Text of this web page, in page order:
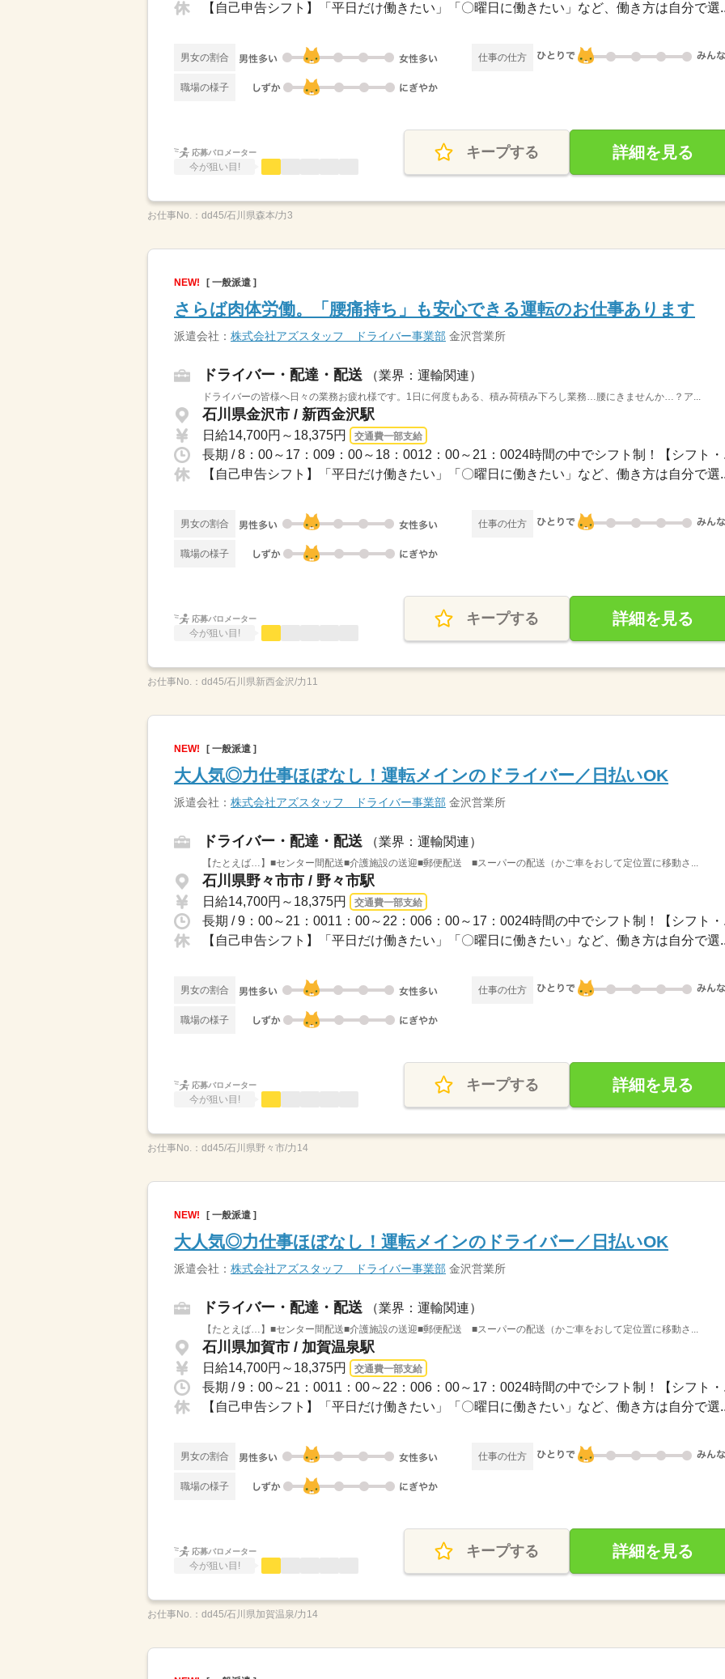
【自己申告シフト】「平日だけ働きたい」「〇曜日に働きたい」など、働き方は自分で選
男女の割合 仕事の仕方
職場の様子
応募バロメーター
今が狙い目!
キープする 詳細を見る
お仕事No.： dd45/石川県森本/力3
NEW! [ 一般派遣 ]
さらば肉体労働。「腰痛持ち」も安心できる運転のお仕事あります
派遣会社： 株式会社アズスタッフ ドライバー事業部 金沢営業所
ドライバー・配達・配送 （業界：運輸関連）
ドライバーの皆様へ日々の業務お疲れ様です。1日に何度もある、積み荷積み下ろし業務…腰にきませんか…？ア...
石川県金沢市 / 新西金沢駅
日給14,700円～18,375円 交通費一部支給
長期 / 8：00～17：009：00～18：0012：00～21：0024時間の中でシフト制！【シフト・
【自己申告シフト】「平日だけ働きたい」「〇曜日に働きたい」など、働き方は自分で選
男女の割合 仕事の仕方
職場の様子
応募バロメーター
今が狙い目!
キープする 詳細を見る
お仕事No.： dd45/石川県新西金沢/力11
NEW! [ 一般派遣 ]
大人気◎力仕事ほぼなし！運転メインのドライバー／日払いOK
派遣会社： 株式会社アズスタッフ ドライバー事業部 金沢営業所
ドライバー・配達・配送 （業界：運輸関連）
【たとえば…】■センター間配送■介護施設の送迎■郵便配送 ■スーパーの配送（かご車をおして定位置に移動さ...
石川県野々市市 / 野々市駅
日給14,700円～18,375円 交通費一部支給
長期 / 9：00～21：0011：00～22：006：00～17：0024時間の中でシフト制！【シフト・
【自己申告シフト】「平日だけ働きたい」「〇曜日に働きたい」など、働き方は自分で選
男女の割合 仕事の仕方
職場の様子
応募バロメーター
今が狙い目!
キープする 詳細を見る
お仕事No.： dd45/石川県野々市/力14
NEW! [ 一般派遣 ]
大人気◎力仕事ほぼなし！運転メインのドライバー／日払いOK
派遣会社： 株式会社アズスタッフ ドライバー事業部 金沢営業所
ドライバー・配達・配送 （業界：運輸関連）
【たとえば…】■センター間配送■介護施設の送迎■郵便配送 ■スーパーの配送（かご車をおして定位置に移動さ...
石川県加賀市 / 加賀温泉駅
日給14,700円～18,375円 交通費一部支給
長期 / 9：00～21：0011：00～22：006：00～17：0024時間の中でシフト制！【シフト・
【自己申告シフト】「平日だけ働きたい」「〇曜日に働きたい」など、働き方は自分で選
男女の割合 仕事の仕方
職場の様子
応募バロメーター
今が狙い目!
キープする 詳細を見る
お仕事No.： dd45/石川県加賀温泉/力14